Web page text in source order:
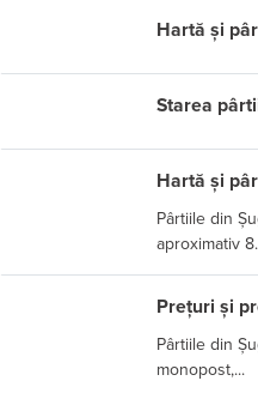
Hartă și
Starea
Hartă și
Pârtiile din
aproximativ
Prețuri și
Pârtiile din
monopost,...